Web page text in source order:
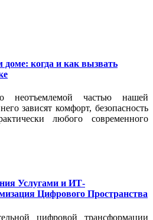
когда и как вызвать
неотъемлемой частью нашей
зависят комфорт, безопасность
любого современного
Услугами и ИТ-
Цифрового Пространства
цифровой трансформации